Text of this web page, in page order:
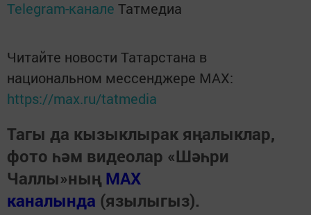
Telegram-канале Татмедиа
Читайте новости Татарстана в
национальном мессенджере MАХ:
https://max.ru/tatmedia
Тагы да кызыклырак яңалыклар,
фото һәм видеолар «Шәһри
Чаллы»ның MAX
каналында (язылыгыз).